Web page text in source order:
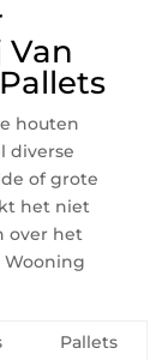
houten
diverse
of grote
het niet
over het
Wooning
Pallets